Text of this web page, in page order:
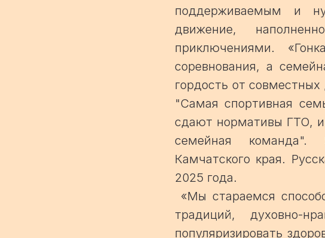
поддерживаемым и
движение,
приключениями.
соревнования, а
гордость от
"Самая спортивная
сдают нормативы ГТО,
семейная команда".
Камчатского края.
2025 года.
«Мы стараемся
традиций, духовно-
популяризировать